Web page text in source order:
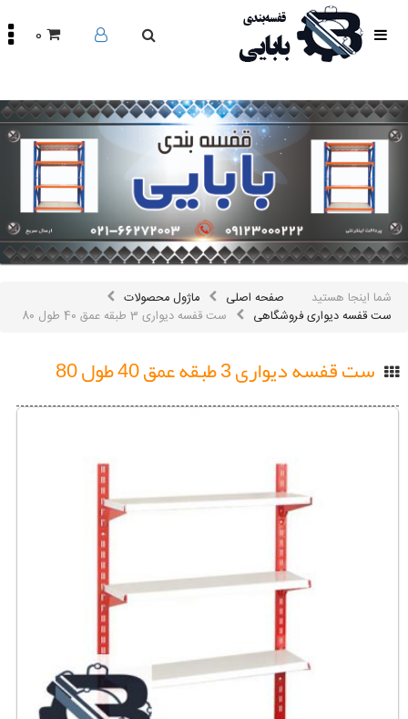
محصولات
مقالات
درباره
تماس
باما
اینستاگرام
سایر
لینک
ها
0
شما اینجا هستید صفحه اصلی
ماژول محصولات
ست قفسه دیواری فروشگاهی
ست قفسه دیواری 3 طبقه عمق 40 طول 80
ست قفسه دیواری 3 طبقه عمق 40 طول 80